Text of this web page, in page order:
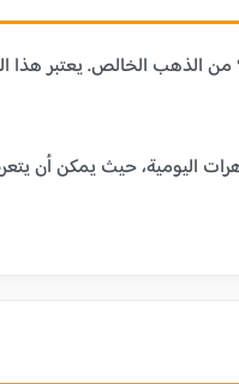
24 قيراط هو أنقى أنواع الذهب المتاحة في السوق، حيث
المجوهرات اليومية، حيث